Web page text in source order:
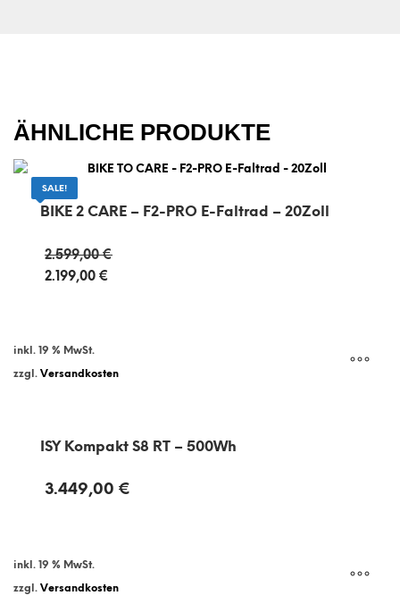
ÄHNLICHE PRODUKTE
SALE!
BIKE 2 CARE – F2-PRO E-Faltrad – 20Zoll
2.599,00€
2.199,00 €
Aktueller
inkl. 19 % MwSt.
zzgl. Versandkosten
ISY Kompakt S8 RT – 500Wh
3.449,00 €
inkl. 19 % MwSt.
zzgl. Versandkosten